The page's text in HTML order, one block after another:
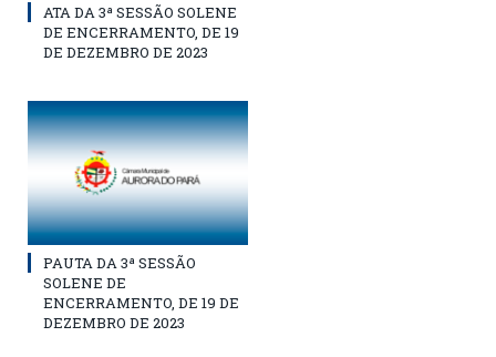
ATA DA 3ª SESSÃO SOLENE
DE ENCERRAMENTO, DE 19
DE DEZEMBRO DE 2023
PAUTA DA 3ª SESSÃO
SOLENE DE
ENCERRAMENTO, DE 19 DE
DEZEMBRO DE 2023